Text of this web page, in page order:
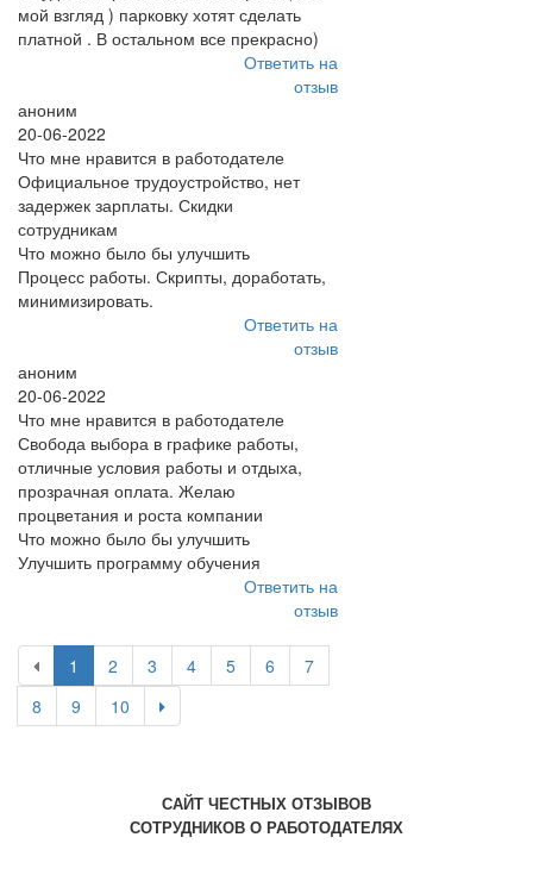
мой взгляд ) парковку хотят сделать
платной . В остальном все прекрасно)
Ответить на
отзыв
аноним
20-06-2022
Что мне нравится в работодателе
Официальное трудоустройство, нет
задержек зарплаты. Скидки
сотрудникам
Что можно было бы улучшить
Процесс работы. Скрипты, доработать,
минимизировать.
Ответить на
отзыв
аноним
20-06-2022
Что мне нравится в работодателе
Свобода выбора в графике работы,
отличные условия работы и отдыха,
прозрачная оплата. Желаю
процветания и роста компании
Что можно было бы улучшить
Улучшить программу обучения
Ответить на
отзыв
1 2 3 4 5 6
7
8
9 10
САЙТ ЧЕСТНЫХ ОТЗЫВОВ
СОТРУДНИКОВ О РАБОТОДАТЕЛЯХ